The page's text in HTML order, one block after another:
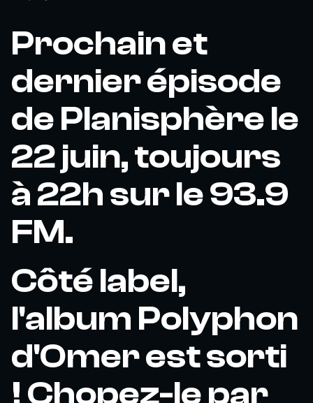
Prochain et
dernier épisode
de Planisphère le
22 juin, toujours
à 22h sur le 93.9
FM.
Côté label,
l'album Polyphon
d'Omer est sorti
! Chopez-le par